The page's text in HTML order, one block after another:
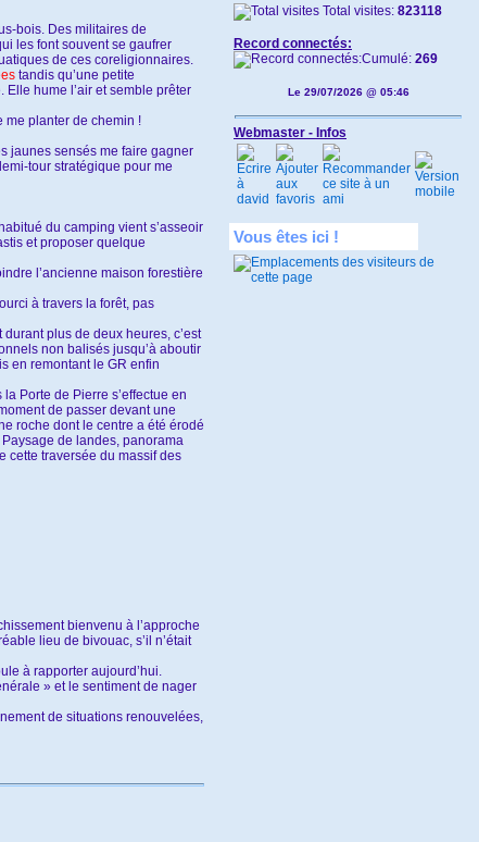
bois. Des militaires de
les font souvent se gaufrer
de ces coreligionnaires.
tandis qu’une petite
Elle hume l’air et semble prêter
me planter de chemin !
jaunes sensés me faire gagner
tour stratégique pour me
du camping vient s’asseoir
et proposer quelque
l’ancienne maison forestière
à travers la forêt, pas
plus de deux heures, c’est
non balisés jusqu’à aboutir
en remontant le GR enfin
Porte de Pierre s’effectue en
de passer devant une
roche dont le centre a été érodé
Paysage de landes, panorama
cette traversée du massif des
bienvenu à l’approche
lieu de bivouac, s’il n’était
à rapporter aujourd’hui.
» et le sentiment de nager
de situations renouvelées,
Total visites: 823118
Record connectés:
Cumulé: 269
Le 29/07/2026 @ 05:46
Webmaster - Infos
Vous êtes ici !